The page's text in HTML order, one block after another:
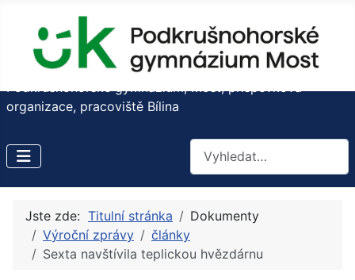
organizace, pracoviště Bílina
Hledat
Jste zde: Titulní stránka
Dokumenty
Výroční zprávy
články
Sexta navštívila teplickou hvězdárnu